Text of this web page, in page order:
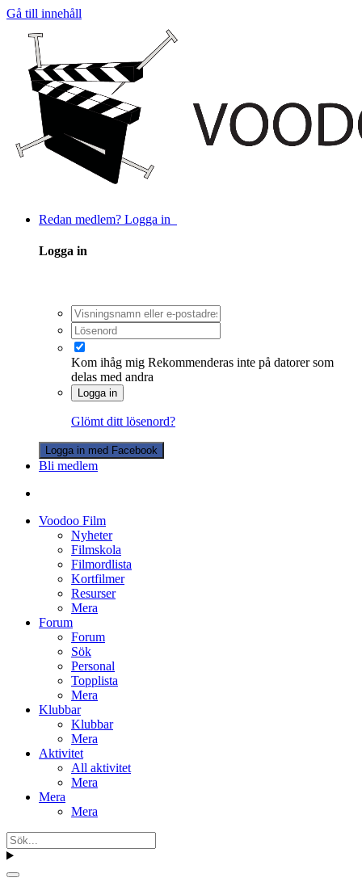
Gå till innehåll
Redan medlem? Logga in
Logga in
Kom ihåg mig Rekommenderas inte på datorer som
delas med andra
Logga in
Glömt ditt lösenord?
Logga in med Facebook
Bli medlem
Voodoo Film
Nyheter
Filmskola
Filmordlista
Kortfilmer
Resurser
Mera
Forum
Forum
Sök
Personal
Topplista
Mera
Klubbar
Klubbar
Mera
Aktivitet
All aktivitet
Mera
Mera
Mera